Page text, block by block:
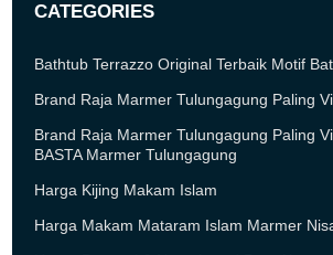
CATEGORIES
Bathtub Terrazzo Original Terbaik Motif
Brand Raja Marmer Tulungagung Paling
Brand Raja Marmer Tulungagung Paling
BASTA Marmer Tulungagung
Harga Kijing Makam Islam
Harga Makam Mataram Islam Marmer